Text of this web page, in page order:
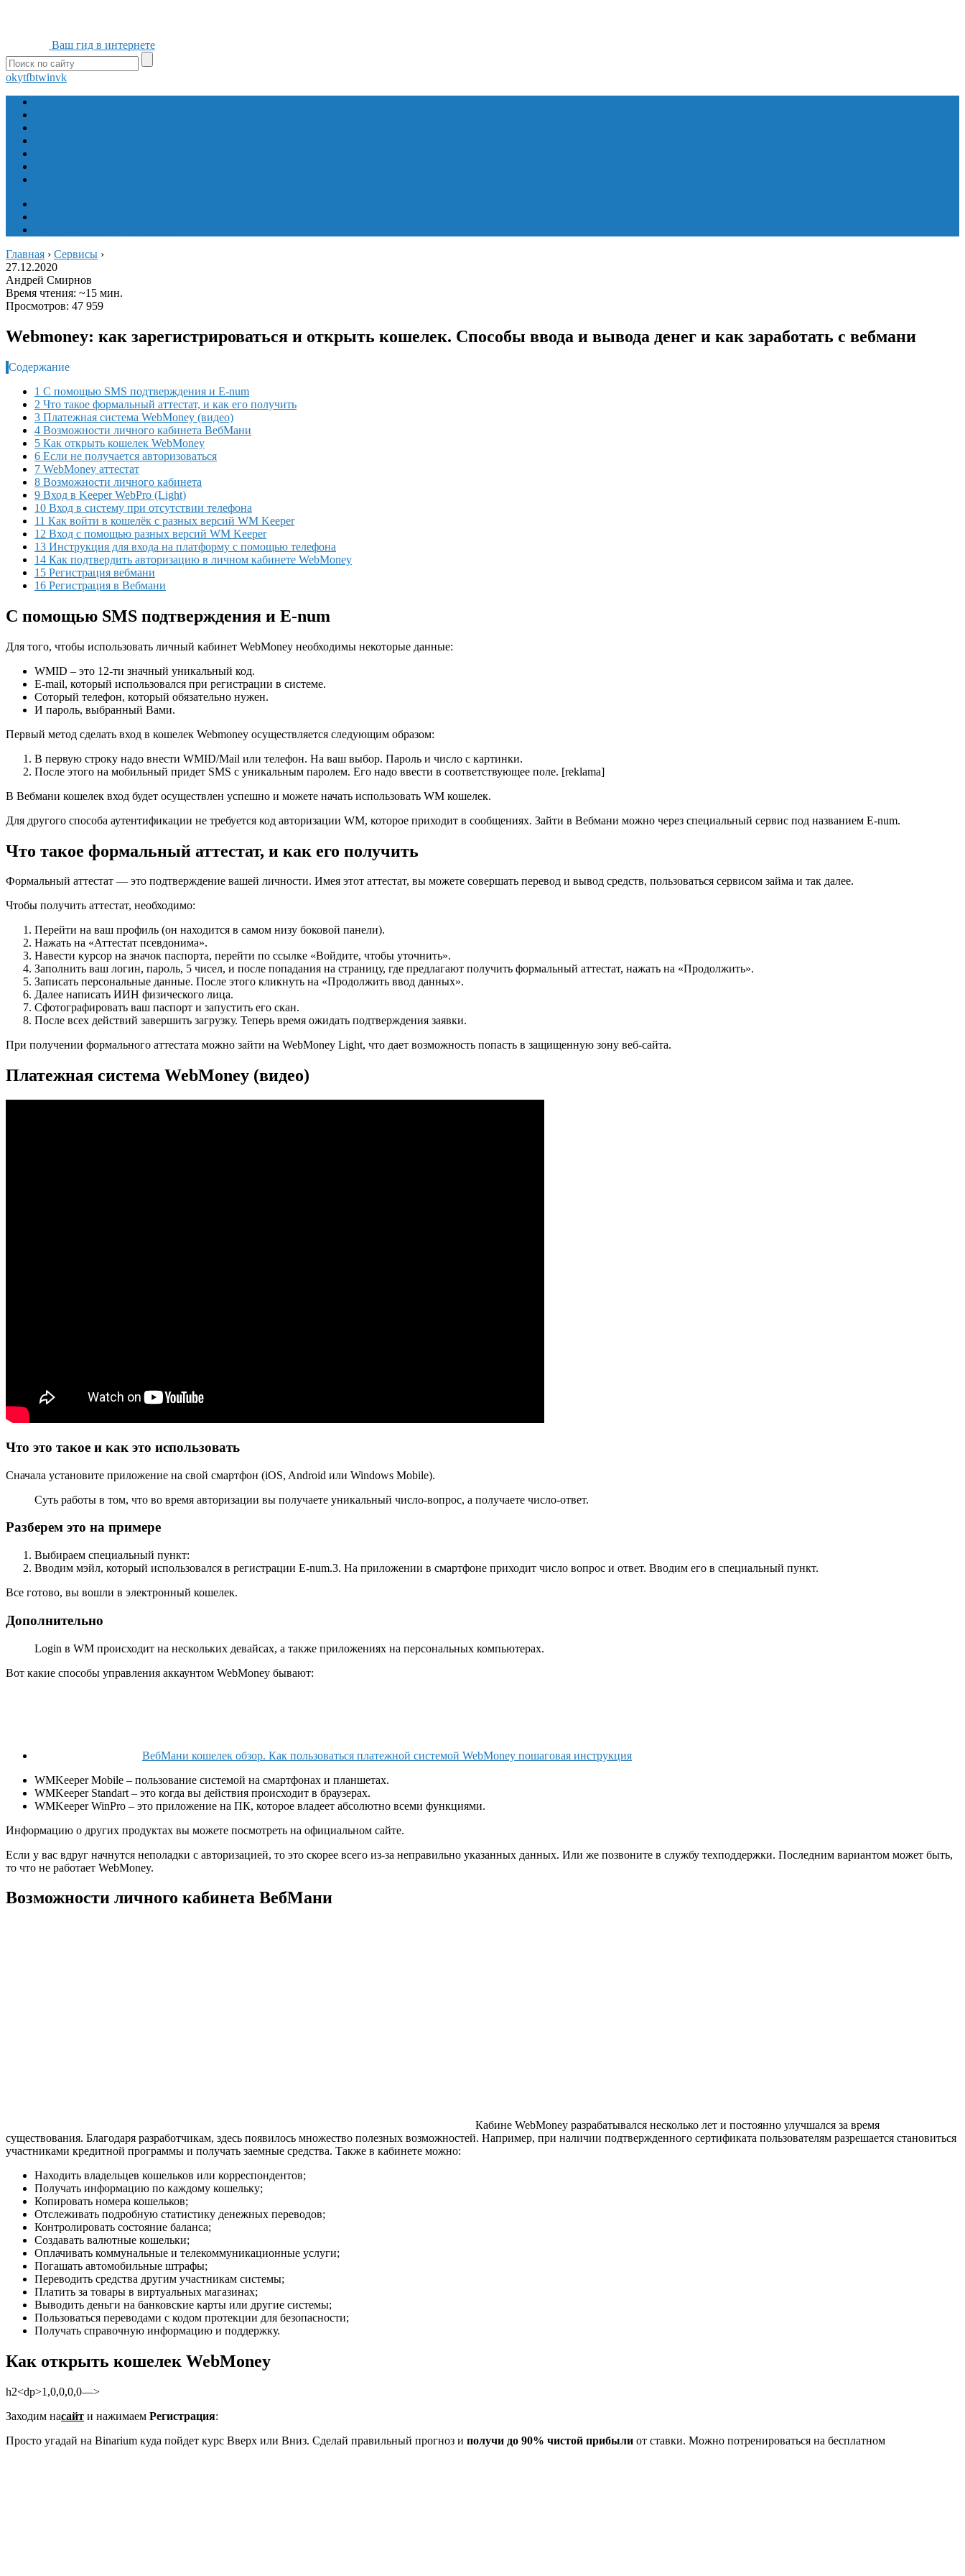
Ваш гид в интернете
okytfbtwinvk
Главная › Сервисы ›
27.12.2020
Андрей Смирнов
Время чтения: ~15 мин.
Просмотров: 47 959
Webmoney: как зарегистрироваться и открыть кошелек. Способы ввода и вывода денег и как заработать с вебмани
Содержание
1 С помощью SMS подтверждения и E-num
2 Что такое формальный аттестат, и как его получить
3 Платежная система WebMoney (видео)
4 Возможности личного кабинета ВебМани
5 Как открыть кошелек WebMoney
6 Если не получается авторизоваться
7 WebMoney аттестат
8 Возможности личного кабинета
9 Вход в Keeper WebPro (Light)
10 Вход в систему при отсутствии телефона
11 Как войти в кошелёк с разных версий WM Keeper
12 Вход с помощью разных версий WM Keeper
13 Инструкция для входа на платформу с помощью телефона
14 Как подтвердить авторизацию в личном кабинете WebMoney
15 Регистрация вебмани
16 Регистрация в Вебмани
С помощью SMS подтверждения и E-num
Для того, чтобы использовать личный кабинет WebMoney необходимы некоторые данные:
WMID – это 12-ти значный уникальный код.
E-mail, который использовался при регистрации в системе.
Соторый телефон, который обязательно нужен.
И пароль, выбранный Вами.
Первый метод сделать вход в кошелек Webmoney осуществляется следующим образом:
В первую строку надо внести WMID/Mail или телефон. На ваш выбор. Пароль и число с картинки.
После этого на мобильный придет SMS с уникальным паролем. Его надо ввести в соответствующее поле. [reklama]
В Вебмани кошелек вход будет осуществлен успешно и можете начать использовать WM кошелек.
Для другого способа аутентификации не требуется код авторизации WM, которое приходит в сообщениях. Зайти в Вебмани можно через специальный сервис под названием E-num.
Что такое формальный аттестат, и как его получить
Формальный аттестат — это подтверждение вашей личности. Имея этот аттестат, вы можете совершать перевод и вывод средств, пользоваться сервисом займа и так далее.
Чтобы получить аттестат, необходимо:
Перейти на ваш профиль (он находится в самом низу боковой панели).
Нажать на «Аттестат псевдонима».
Навести курсор на значок паспорта, перейти по ссылке «Войдите, чтобы уточнить».
Заполнить ваш логин, пароль, 5 чисел, и после попадания на страницу, где предлагают получить формальный аттестат, нажать на «Продолжить».
Записать персональные данные. После этого кликнуть на «Продолжить ввод данных».
Далее написать ИИН физического лица.
Сфотографировать ваш паспорт и запустить его скан.
После всех действий завершить загрузку. Теперь время ожидать подтверждения заявки.
При получении формального аттестата можно зайти на WebMoney Light, что дает возможность попасть в защищенную зону веб-сайта.
Платежная система WebMoney (видео)
Что это такое и как это использовать
Сначала установите приложение на свой смартфон (iOS, Android или Windows Mobile).
Суть работы в том, что во время авторизации вы получаете уникальный число-вопрос, а получаете число-ответ.
Разберем это на примере
Выбираем специальный пункт:
Вводим мэйл, который использовался в регистрации E-num.3. На приложении в смартфоне приходит число вопрос и ответ. Вводим его в специальный пункт.
Все готово, вы вошли в электронный кошелек.
Дополнительно
Login в WM происходит на нескольких девайсах, а также приложениях на персональных компьютерах.
Вот какие способы управления аккаунтом WebMoney бывают:
ВебМани кошелек обзор. Как пользоваться платежной системой WebMoney пошаговая инструкция
WMKeeper Mobile – пользование системой на смартфонах и планшетах.
WMKeeper Standart – это когда вы действия происходит в браузерах.
WMKeeper WinPro – это приложение на ПК, которое владеет абсолютно всеми функциями.
Информацию о других продуктах вы можете посмотреть на официальном сайте.
Если у вас вдруг начнутся неполадки с авторизацией, то это скорее всего из-за неправильно указанных данных. Или же позвоните в службу техподдержки. Последним вариантом может быть,
то что не работает WebMoney.
Возможности личного кабинета ВебМани
Кабине WebMoney разрабатывался несколько лет и постоянно улучшался за время
существования. Благодаря разработчикам, здесь появилось множество полезных возможностей. Например, при наличии подтвержденного сертификата пользователям разрешается становиться
участниками кредитной программы и получать заемные средства. Также в кабинете можно:
Находить владельцев кошельков или корреспондентов;
Получать информацию по каждому кошельку;
Копировать номера кошельков;
Отслеживать подробную статистику денежных переводов;
Контролировать состояние баланса;
Создавать валютные кошельки;
Оплачивать коммунальные и телекоммуникационные услуги;
Погашать автомобильные штрафы;
Переводить средства другим участникам системы;
Платить за товары в виртуальных магазинах;
Выводить деньги на банковские карты или другие системы;
Пользоваться переводами с кодом протекции для безопасности;
Получать справочную информацию и поддержку.
Как открыть кошелек WebMoney
h2<dp>1,0,0,0,0—>
Заходим насайт и нажимаем Регистрация:
Просто угадай на Binarium куда пойдет курс Вверх или Вниз. Сделай правильный прогноз и получи до 90% чистой прибыли от ставки. Можно потренироваться на бесплатном